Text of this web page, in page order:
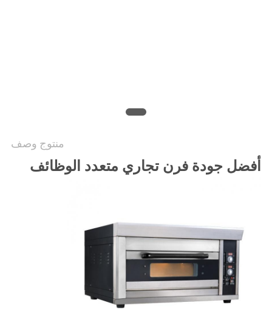
منتوج وصف
أفضل جودة فرن تجاري متعدد الوظائف